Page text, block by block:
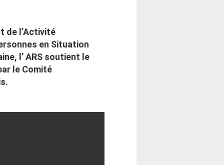
de l’Activité
en Situation
l’ ARS soutient le
le Comité